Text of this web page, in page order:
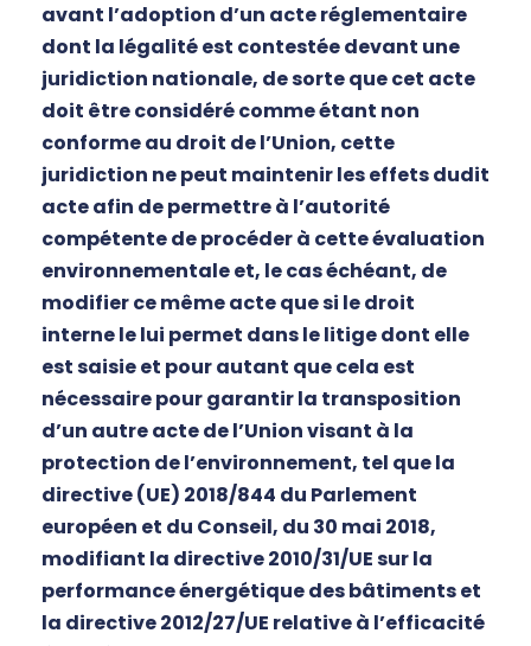
avant l’adoption d’un acte réglementaire
dont la légalité est contestée devant une
juridiction nationale, de sorte que cet acte
doit être considéré comme étant non
conforme au droit de l’Union, cette
juridiction ne peut maintenir les effets dudit
acte afin de permettre à l’autorité
compétente de procéder à cette évaluation
environnementale et, le cas échéant, de
modifier ce même acte que si le droit
interne le lui permet dans le litige dont elle
est saisie et pour autant que cela est
nécessaire pour garantir la transposition
d’un autre acte de l’Union visant à la
protection de l’environnement, tel que la
directive (UE) 2018/844 du Parlement
européen et du Conseil, du 30 mai 2018,
modifiant la directive 2010/31/UE sur la
performance énergétique des bâtiments et
la directive 2012/27/UE relative à l’efficacité